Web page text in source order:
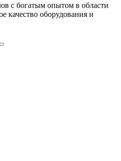
с богатым опытом в области
качество оборудования и